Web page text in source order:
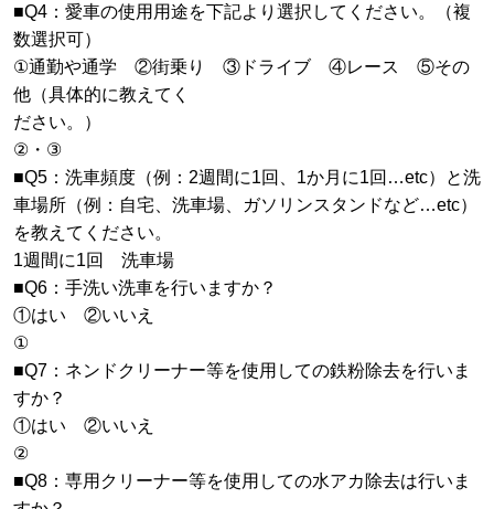
■Q4：愛車の使用用途を下記より選択してください。（複
数選択可）
①通勤や通学 ②街乗り ③ドライブ ④レース ⑤その
他（具体的に教えてく
ださい。）
②・③
■Q5：洗車頻度（例：2週間に1回、1か月に1回…etc）と洗
車場所（例：自宅、洗車場、ガソリンスタンドなど…etc）
を教えてください。
1週間に1回 洗車場
■Q6：手洗い洗車を行いますか？
①はい ②いいえ
①
■Q7：ネンドクリーナー等を使用しての鉄粉除去を行いま
すか？
①はい ②いいえ
②
■Q8：専用クリーナー等を使用しての水アカ除去は行いま